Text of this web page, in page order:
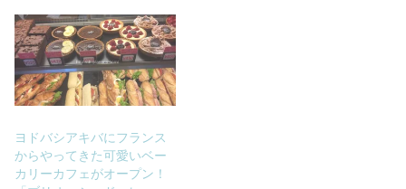
ヨドバシアキバにフランス
からやってきた可愛いベー
カリーカフェがオープン！